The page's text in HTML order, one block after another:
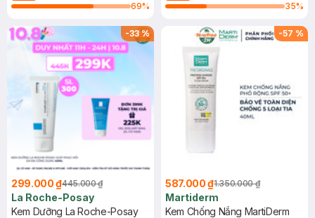
69%
35%
-33%
299.000 ₫445.000 ₫
La Roche-Posay
Kem Dưỡng La Roche-Posay
-57 %
587.000 ₫1.350.000 ₫
Martiderm
Kem Chống Nắng MartiDerm